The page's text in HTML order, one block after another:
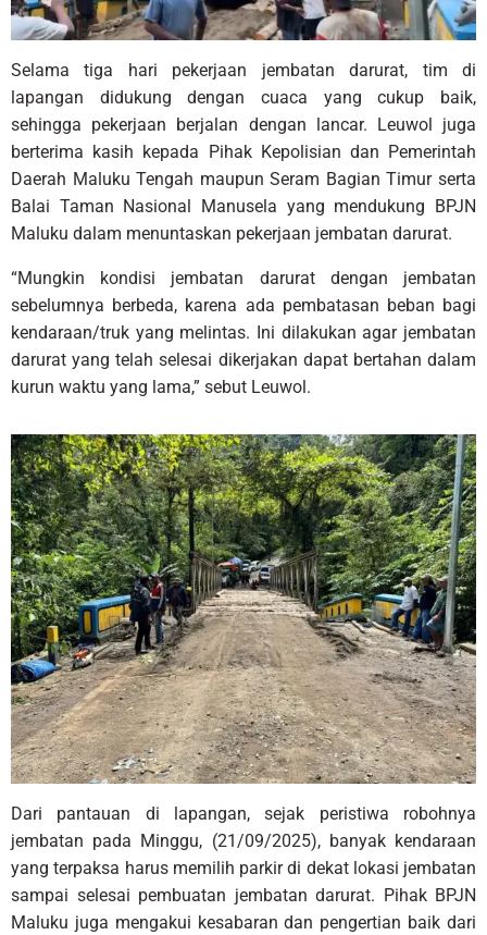
Selama tiga hari pekerjaan jembatan darurat, tim di
lapangan didukung dengan cuaca yang cukup baik,
sehingga pekerjaan berjalan dengan lancar. Leuwol juga
berterima kasih kepada Pihak Kepolisian dan Pemerintah
Daerah Maluku Tengah maupun Seram Bagian Timur serta
Balai Taman Nasional Manusela yang mendukung BPJN
Maluku dalam menuntaskan pekerjaan jembatan darurat.
“Mungkin kondisi jembatan darurat dengan jembatan
sebelumnya berbeda, karena ada pembatasan beban bagi
kendaraan/truk yang melintas. Ini dilakukan agar jembatan
darurat yang telah selesai dikerjakan dapat bertahan dalam
kurun waktu yang lama,” sebut Leuwol.
Dari pantauan di lapangan, sejak peristiwa robohnya
jembatan pada Minggu, (21/09/2025), banyak kendaraan
yang terpaksa harus memilih parkir di dekat lokasi jembatan
sampai selesai pembuatan jembatan darurat. Pihak BPJN
Maluku juga mengakui kesabaran dan pengertian baik dari